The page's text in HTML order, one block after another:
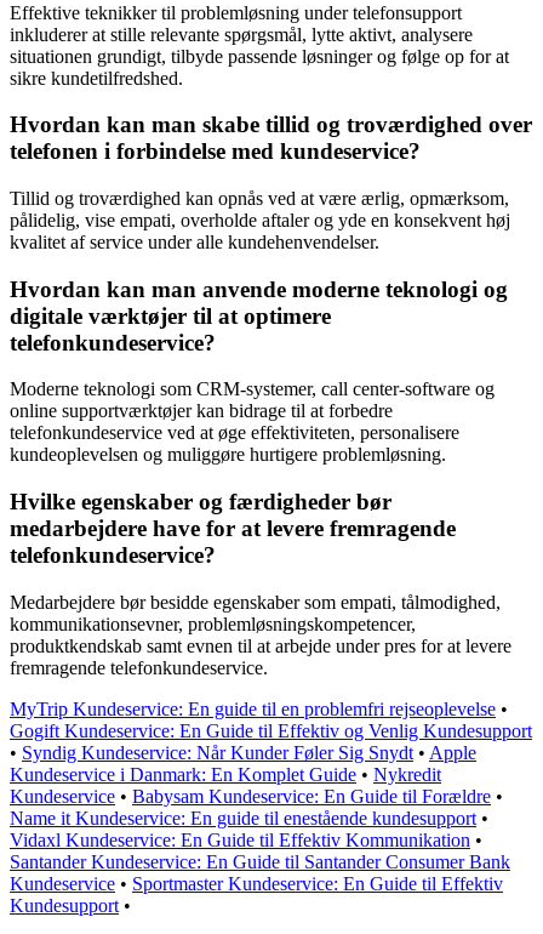
Effektive teknikker til problemløsning under telefonsupport
inkluderer at stille relevante spørgsmål, lytte aktivt, analysere
situationen grundigt, tilbyde passende løsninger og følge op for at
sikre kundetilfredshed.
Hvordan kan man skabe tillid og troværdighed over
telefonen i forbindelse med kundeservice?
Tillid og troværdighed kan opnås ved at være ærlig, opmærksom,
pålidelig, vise empati, overholde aftaler og yde en konsekvent høj
kvalitet af service under alle kundehenvendelser.
Hvordan kan man anvende moderne teknologi og
digitale værktøjer til at optimere
telefonkundeservice?
Moderne teknologi som CRM-systemer, call center-software og
online supportværktøjer kan bidrage til at forbedre
telefonkundeservice ved at øge effektiviteten, personalisere
kundeoplevelsen og muliggøre hurtigere problemløsning.
Hvilke egenskaber og færdigheder bør
medarbejdere have for at levere fremragende
telefonkundeservice?
Medarbejdere bør besidde egenskaber som empati, tålmodighed,
kommunikationsevner, problemløsningskompetencer,
produktkendskab samt evnen til at arbejde under pres for at levere
fremragende telefonkundeservice.
MyTrip Kundeservice: En guide til en problemfri rejseoplevelse •
Gogift Kundeservice: En Guide til Effektiv og Venlig Kundesupport
• Syndig Kundeservice: Når Kunder Føler Sig Snydt • Apple
Kundeservice i Danmark: En Komplet Guide • Nykredit
Kundeservice • Babysam Kundeservice: En Guide til Forældre •
Name it Kundeservice: En guide til enestående kundesupport •
Vidaxl Kundeservice: En Guide til Effektiv Kommunikation •
Santander Kundeservice: En Guide til Santander Consumer Bank
Kundeservice • Sportmaster Kundeservice: En Guide til Effektiv
Kundesupport •